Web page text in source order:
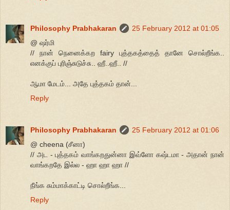
Philosophy Prabhakaran
25 February 2012 at 01:05
@ ஷர்மி
// நான் நெனைக்கற fairy புத்தகத்தைத் தானே சொல்றீங்க..
எனக்குப் புரிஞ்சுடுச்சு.. ஹீ..ஹீ.. //
ஆமா மேடம்... அதே புத்தகம் தான்...
Reply
Philosophy Prabhakaran
25 February 2012 at 01:06
@ cheena (சீனா)
// அட - புத்தகம் வாங்கறதுன்னா இவ்ளோ கஷ்டமா - அதான் நான்
வாங்கறதே இல்ல - ஹா ஹா ஹா //
நீங்க சும்மாக்காட்டி சொல்றீங்க...
Reply